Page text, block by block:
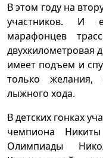
В этом году на
участников. И
марафонцев
двухкилометровая
имеет подъем и
только
лыжного хода.
В детских гонках
чемпиона
Олимпиады